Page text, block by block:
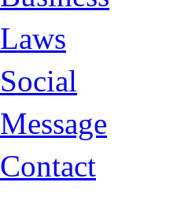
Laws
Social
Message
Contact